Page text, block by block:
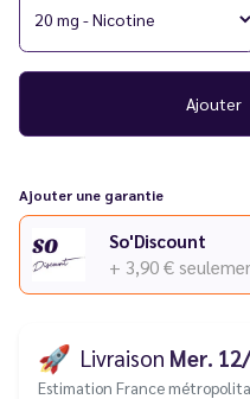
que l'ensemble des puffs
JNR
Vous rencontrez un souci
Consultez notre
Ajouter
Ajouter une garantie
So'Discount
+ 3,90 €
🚀 Livraison Mer.
Estimation France